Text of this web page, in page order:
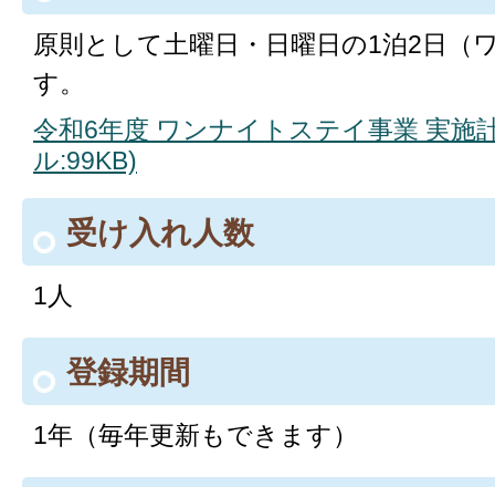
原則として土曜日・日曜日の1泊2日（
す。
令和6年度 ワンナイトステイ事業 実施
ル:99KB)
受け入れ人数
1人
登録期間
1年（毎年更新もできます）